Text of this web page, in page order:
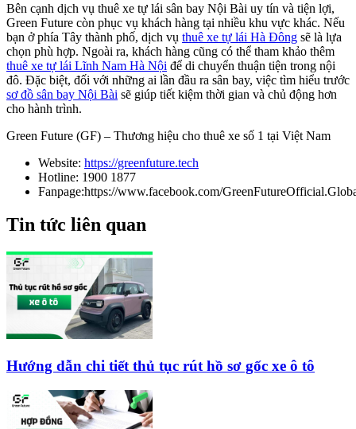
Bên cạnh dịch vụ thuê xe tự lái sân bay Nội Bài uy tín và tiện lợi,
Green Future còn phục vụ khách hàng tại nhiều khu vực khác. Nếu
bạn ở phía Tây thành phố, dịch vụ thuê xe tự lái Hà Đông sẽ là lựa
chọn phù hợp. Ngoài ra, khách hàng cũng có thể tham khảo thêm
thuê xe tự lái Lĩnh Nam Hà Nội để di chuyển thuận tiện trong nội
đô. Đặc biệt, đối với những ai lần đầu ra sân bay, việc tìm hiểu trước
sơ đồ sân bay Nội Bài sẽ giúp tiết kiệm thời gian và chủ động hơn
cho hành trình.
Green Future (GF) – Thương hiệu cho thuê xe số 1 tại Việt Nam
Website: https://greenfuture.tech
Hotline: 1900 1877
Fanpage:https://www.facebook.com/
Tin tức liên quan
Hướng dẫn chi tiết thủ tục rút hồ sơ gốc xe ô tô